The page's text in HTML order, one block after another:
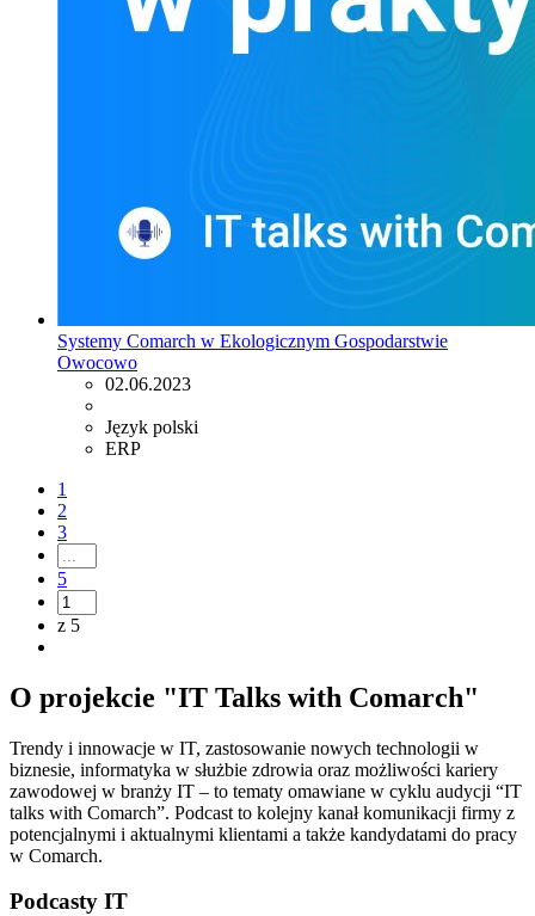
Systemy Comarch w Ekologicznym Gospodarstwie
Owocowo
02.06.2023
Język polski
ERP
1
2
3
5
z 5
O projekcie "IT Talks with Comarch"
Trendy i innowacje w IT, zastosowanie nowych technologii w
biznesie, informatyka w służbie zdrowia oraz możliwości kariery
zawodowej w branży IT – to tematy omawiane w cyklu audycji “IT
talks with Comarch”. Podcast to kolejny kanał komunikacji firmy z
potencjalnymi i aktualnymi klientami a także kandydatami do pracy
w Comarch.
Podcasty IT